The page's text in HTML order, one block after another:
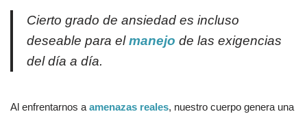
Cierto grado de ansiedad es incluso
deseable para elmanejo de las exigencias
del día a día.
Al enfrentarnos a amenazas reales, nuestro cuerpo genera una